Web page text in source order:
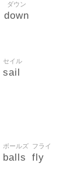
down
ダウン
sail
セイル
balls
ボールズ
fly
フライ